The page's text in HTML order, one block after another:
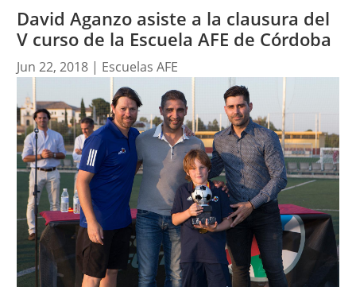
David Aganzo asiste a la clausura del
V curso de la Escuela AFE de Córdoba
Jun 22, 2018| Escuelas AFE